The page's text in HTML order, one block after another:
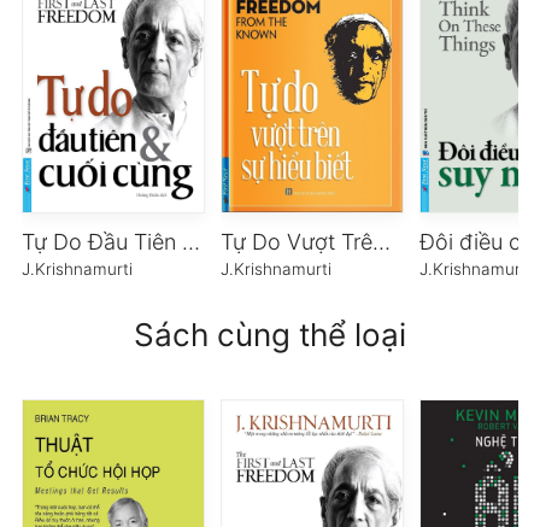
Tự Do Đầu Tiên Và Cuối Cùng
J.Krishnamurti
Tự Do Vượt Trên Sự Hiểu Biết
J.Krishnamurti J.Krishnamurti
Sách cùng thể loại